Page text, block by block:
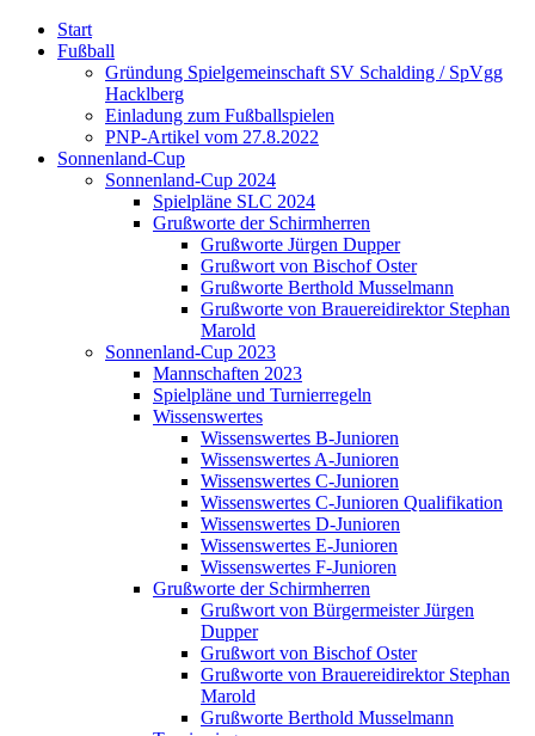
Start
Fußball
Gründung Spielgemeinschaft SV Schalding / SpVgg
Hacklberg
Einladung zum Fußballspielen
PNP-Artikel vom 27.8.2022
Sonnenland-Cup
Sonnenland-Cup 2024
Spielpläne SLC 2024
Grußworte der Schirmherren
Grußworte Jürgen Dupper
Grußwort von Bischof Oster
Grußworte Berthold Musselmann
Grußworte von Brauereidirektor Stephan
Marold
Sonnenland-Cup 2023
Mannschaften 2023
Spielpläne und Turnierregeln
Wissenswertes
Wissenswertes B-Junioren
Wissenswertes A-Junioren
Wissenswertes C-Junioren
Wissenswertes C-Junioren Qualifikation
Wissenswertes D-Junioren
Wissenswertes E-Junioren
Wissenswertes F-Junioren
Grußworte der Schirmherren
Grußwort von Bürgermeister Jürgen
Dupper
Grußwort von Bischof Oster
Grußworte von Brauereidirektor Stephan
Marold
Grußworte Berthold Musselmann